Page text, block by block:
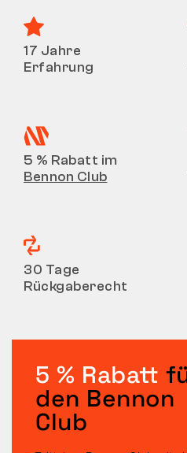
17 Jahre
Erfahrung
5 % Rabatt im
Bennon Club
30 Tage
Rückgaberecht
5 % Rabatt
den Bennon
Club